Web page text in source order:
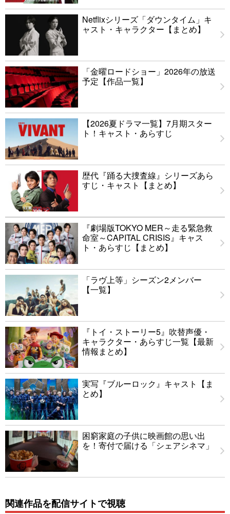
Netflixシリーズ「ダウンタイム」キ
ャスト・キャラクター【まとめ】
「金曜ロードショー」2026年の放送
予定【作品一覧】
【2026夏ドラマ一覧】7月期スター
ト！キャスト・あらすじ
歴代『踊る大捜査線』シリーズあら
すじ・キャスト【まとめ】
『劇場版TOKYO MER～走る緊急救
命室～CAPITAL CRISIS』キャス
ト・あらすじ【まとめ】
「ラヴ上等」シーズン2メンバー
【一覧】
『トイ・ストーリー5』吹替声優・
キャラクター・あらすじ一覧【最新
情報まとめ】
実写『ブルーロック』キャスト【ま
とめ】
困窮家庭の子供に映画館の思い出
を！寄付で届ける「シェアシネマ」
関連作品を配信サイトで視聴